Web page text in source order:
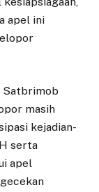
apel ini
Satbrimob
masih
kejadian-
serta
apel